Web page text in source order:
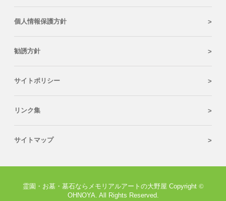
個人情報保護方針
勧誘方針
サイトポリシー
リンク集
サイトマップ
霊園・お墓・墓石ならメモリアルアートの大野屋 Copyright ©
OHNOYA. All Rights Reserved.